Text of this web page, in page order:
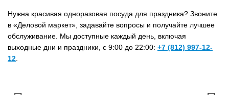
Нужна красивая одноразовая посуда для праздника? Звоните
в «Деловой маркет», задавайте вопросы и получайте лучшее
обслуживание. Мы доступные каждый день, включая
выходные дни и праздники, с 9:00 до 22:00: +7 (812) 997-12-
12